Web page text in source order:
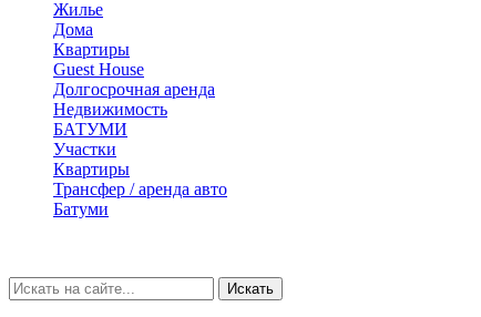
Жилье
Дома
Квартиры
Guest House
Долгосрочная аренда
Недвижимость
БАТУМИ
Участки
Квартиры
Трансфер / аренда авто
Батуми